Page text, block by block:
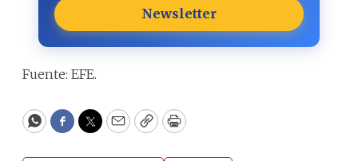
Newsletter
Fuente: EFE.
WhatsApp
Facebook
Twitter
EmailCopyPrint